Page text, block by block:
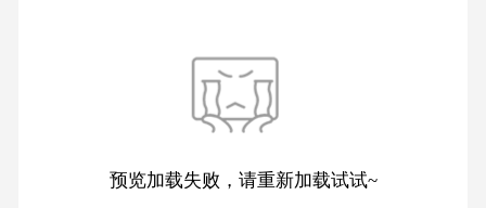
预览加载失败，请重新加载试试~